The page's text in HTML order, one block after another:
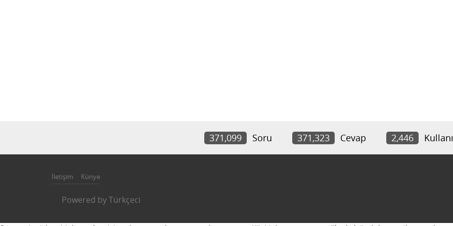
371,099 Soru 371,323 Cevap 2,446
İletişim Künye
Powered byTürkçeci